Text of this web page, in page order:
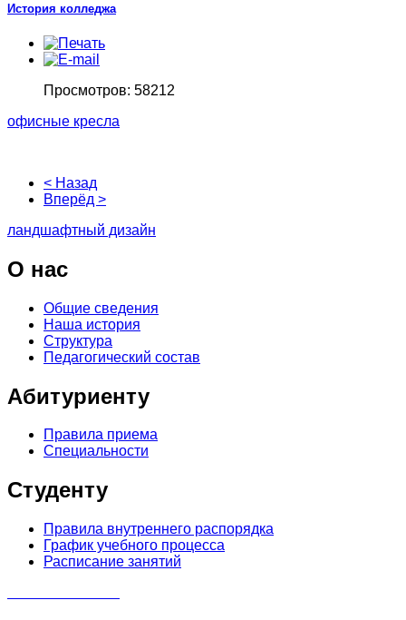
История колледжа
Просмотров: 58212
офисные кресла
< Назад
Вперёд >
ландшафтный дизайн
О нас
Общие сведения
Наша история
Структура
Педагогический состав
Абитуриенту
Правила приема
Специальности
Студенту
Правила внутреннего распорядка
График учебного процесса
Расписание занятий